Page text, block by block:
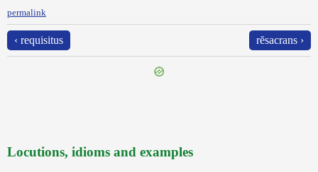
permalink
‹ requisitus rĕsacrans ›
Locutions, idioms and examples